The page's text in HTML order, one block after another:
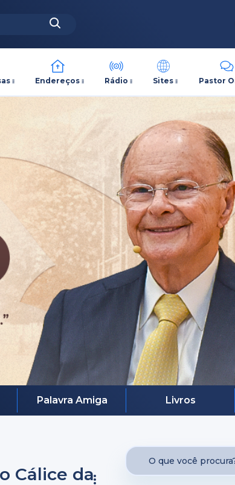
Endereços Rádio Sites Pastor
Palavra Amiga Livros
Cálice da